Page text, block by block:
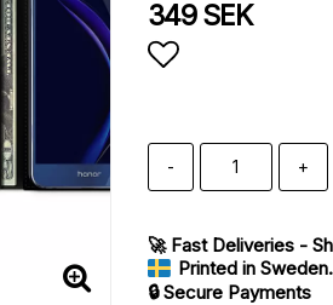
349 SEK
- +
🚀 Fast Deliveries -
Printed in Sweden.
🔒 Secure Payments